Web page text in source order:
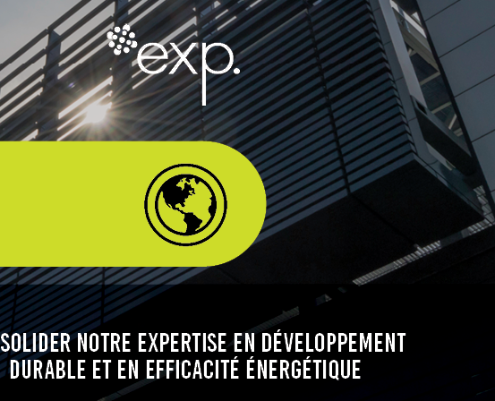
DONNÉES
INDUSTRIEL
SCIENCES + TECHNOLOGIES
ARTS +
Conception d’éclairage
Planification des transports
Ingénierie + modélisation de la circulation